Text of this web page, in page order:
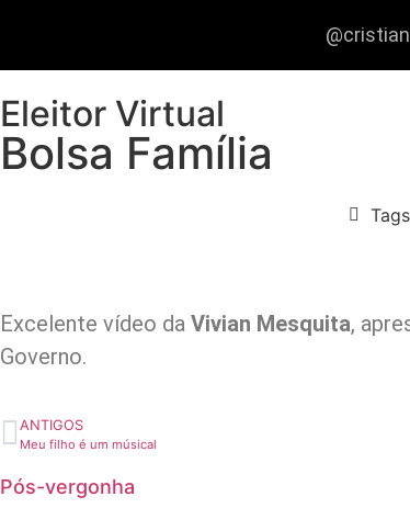
Eleitor Virtual
Bolsa Família
Excelente vídeo da Vivian Mesquita,
Governo.
ANTIGOS
Meu filho é um músical
Pós-vergonha